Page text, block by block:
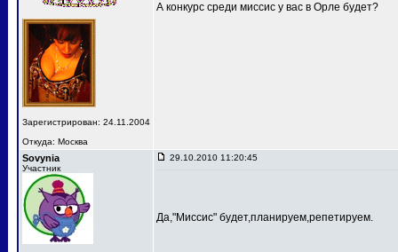
Зарегистрирован: 24.11.2004
Откуда: Москва
А конкурс среди миссис у вас в Орле будет?
Sovynia
Участник
29.10.2010 11:20:45
Да,"Миссис" будет,планируем,репетируем.